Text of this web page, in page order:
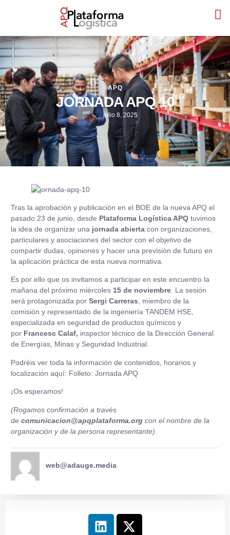
APQ
JORNADA APQ 10
julio 8, 2025
Tras la aprobación y publicación en el BOE de la nueva APQ el
pasado 23 de junio, desde Plataforma Logística APQ tuvimos
la idea de organizar una jornada abierta con organizaciones,
particulares y asociaciones del sector con el objetivo de
compartir dudas, opiniones y hacer una previsión de futuro en
la aplicación práctica de esta nueva normativa.
Es por ello que os invitamos a participar en este encuentro la
mañana del próximo miércoles 15 de noviembre. La sesión
será protagonizada por Sergi Carreras, miembro de la
comisión y representado de la ingeniería TANDEM HSE,
especializada en seguridad de productos químicos y
por Francesc Calaf, inspector técnico de la Dirección General
de Energías, Minas y Seguridad Industrial.
Podréis ver toda la información de contenidos, horarios y
localización aquí: Folleto: Jornada APQ
¡Os esperamos!
(Rogamos confirmación a través
de comunicacion@apqplataforma.org con el nombre de la
organización y de la persona representante).
web@adauge.media